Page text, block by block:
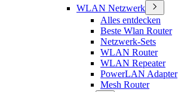
WLAN Netzwerk
Alles entdecken
Beste Wlan Router
Netzwerk-Sets
WLAN Router
WLAN Repeater
PowerLAN Adapter
Mesh Router